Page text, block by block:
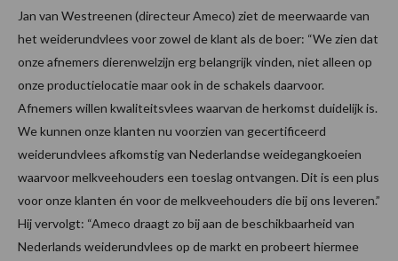
Jan van Westreenen (directeur Ameco) ziet de meerwaarde van
het weiderundvlees voor zowel de klant als de boer: “We zien dat
onze afnemers dierenwelzijn erg belangrijk vinden, niet alleen op
onze productielocatie maar ook in de schakels daarvoor.
Afnemers willen kwaliteitsvlees waarvan de herkomst duidelijk is.
We kunnen onze klanten nu voorzien van gecertificeerd
weiderundvlees afkomstig van Nederlandse weidegangkoeien
waarvoor melkveehouders een toeslag ontvangen. Dit is een plus
voor onze klanten én voor de melkveehouders die bij ons leveren.”
Hij vervolgt: “Ameco draagt zo bij aan de beschikbaarheid van
Nederlands weiderundvlees op de markt en probeert hiermee